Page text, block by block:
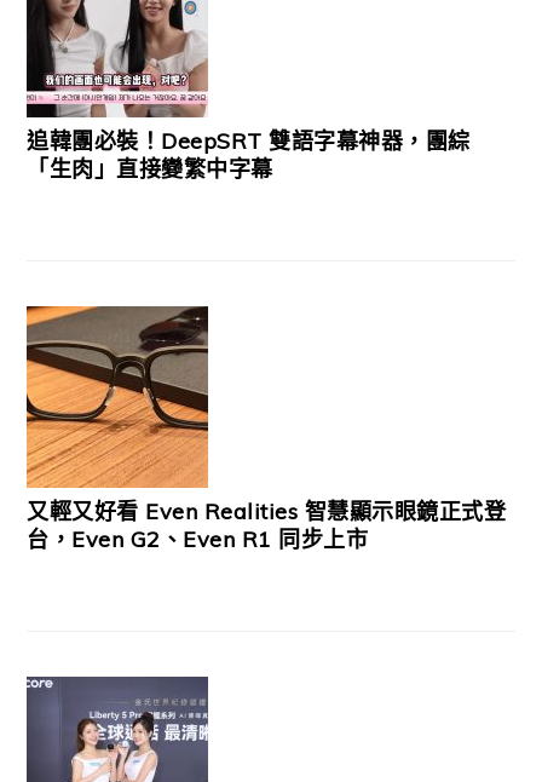
追韓團必裝！DeepSRT 雙語字幕神器，團綜
「生肉」直接變繁中字幕
又輕又好看 Even Realities 智慧顯示眼鏡正式登
台，Even G2、Even R1 同步上市